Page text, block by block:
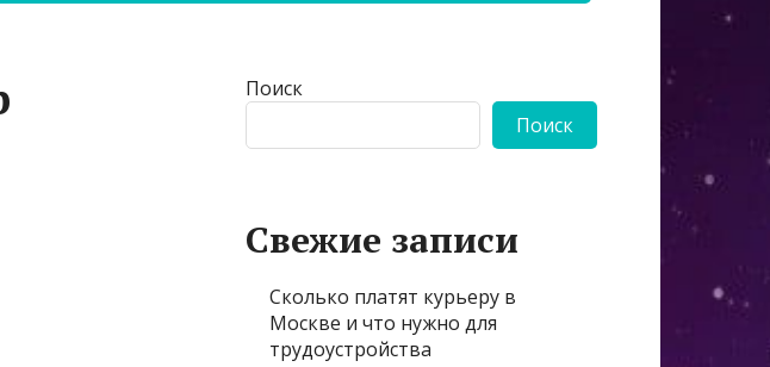
Поиск
Поиск
Свежие записи
Сколько платят курьеру в
Москве и что нужно для
трудоустройства